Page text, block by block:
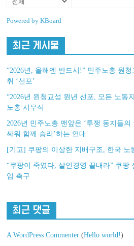
Powered by KBoard
최근 게시물
“2026년, 올해엔 반드시!” 민주노총 원
취 ‘선포’
“2026년 원청교섭 원년 선포, 모든 노동
노총 시무식
2026년 민주노총 맨앞은 ‘투쟁 동지들의
싸워 함께 승리’하는 연대
[기고] 쿠팡의 이상한 지배구조, 한국 노
“쿠팡이 죽였다, 살인경영 끝내라” 쿠팡
임 촉구
최근 댓글
A WordPress Commenter (Hello world!)